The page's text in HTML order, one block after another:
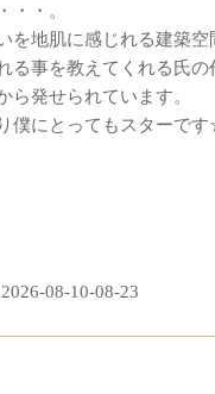
・・。
を地肌に感じれる建築空
る事を教えてくれる氏の
ら発せられています。
僕にとってもスターで
08-10-08-23